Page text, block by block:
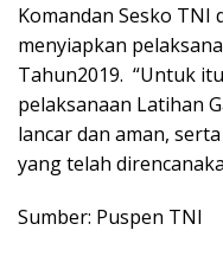
Komandan Sesko TNI
menyiapkan
Tahun2019. “Untuk
pelaksanaan Latihan
lancar dan aman,
yang telah
Sumber: Puspen TNI